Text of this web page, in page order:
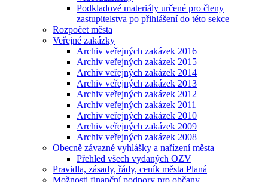
Podkladové materiály určené pro členy
zastupitelstva po přihlášení do této sekce
Rozpočet města
Veřejné zakázky
Archiv veřejných zakázek 2016
Archiv veřejných zakázek 2015
Archiv veřejných zakázek 2014
Archiv veřejných zakázek 2013
Archiv veřejných zakázek 2012
Archiv veřejných zakázek 2011
Archiv veřejných zakázek 2010
Archiv veřejných zakázek 2009
Archiv veřejných zakázek 2008
Obecně závazné vyhlášky a nařízení města
Přehled všech vydaných OZV
Pravidla, zásady, řády, ceník města Planá
Možnosti finanční podpory pro občany